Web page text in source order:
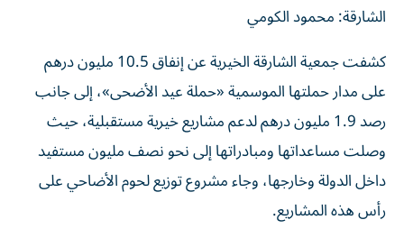
الشارقة: محمود الكومي
كشفت جمعية الشارقة الخيرية عن إنفاق 10.5 مليون درهم
على مدار حملتها الموسمية «حملة عيد الأضحى»، إلى جانب
رصد 1.9 مليون درهم لدعم مشاريع خيرية مستقبلية، حيث
وصلت مساعداتها ومبادراتها إلى نحو نصف مليون مستفيد
داخل الدولة وخارجها، وجاء مشروع توزيع لحوم الأضاحي على
رأس هذه المشاريع.